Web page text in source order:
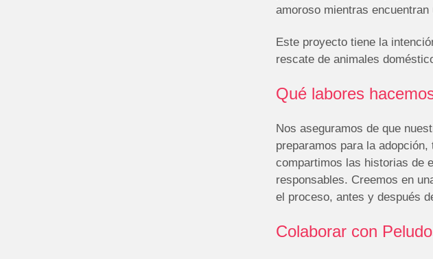
amoroso mientras
Este proyecto tiene la
rescate de animales
Qué labores
Nos aseguramos de que
preparamos para la
compartimos las historias de
responsables. Creemos en
el proceso, antes y después
Colaborar con